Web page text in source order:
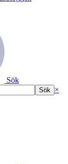
Sök
×